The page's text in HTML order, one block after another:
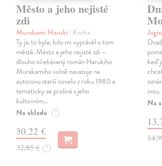
Město a jeho nejisté
zdi
Murakami Haruki | Kniha
Ty jsi to byla, kdo mi vyprávěl o tom
městě. Město a jeho nejisté zdi –
dlouho očekávaný román Harukiho
Murakamiho volně navazuje na
autorovu starší novelu z roku 1980 a
tematicky se prolíná s jeho
kultovním…
Na sklade ?
30,22 €
32,85 € ?
keď
Na